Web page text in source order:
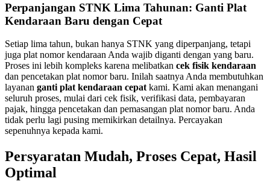
Perpanjangan STNK Lima Tahunan: Ganti Plat
Kendaraan Baru dengan Cepat
Setiap lima tahun, bukan hanya STNK yang diperpanjang, tetapi
juga plat nomor kendaraan Anda wajib diganti dengan yang baru.
Proses ini lebih kompleks karena melibatkan cek fisik kendaraan
dan pencetakan plat nomor baru. Inilah saatnya Anda membutuhkan
layanan ganti plat kendaraan cepatkami. Kami akan menangani
seluruh proses, mulai dari cek fisik, verifikasi data, pembayaran
pajak, hingga pencetakan dan pemasangan plat nomor baru. Anda
tidak perlu lagi pusing memikirkan detailnya. Percayakan
sepenuhnya kepada kami.
Persyaratan Mudah, Proses Cepat, Hasil
Optimal